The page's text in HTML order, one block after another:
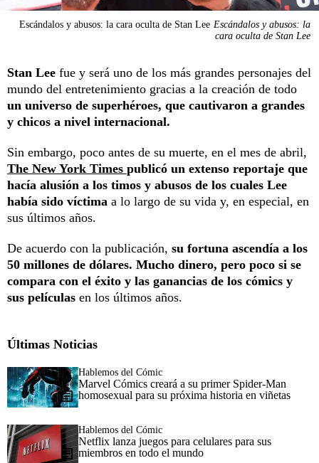
Escándalos y abusos: la cara oculta de Stan Lee Escándalos y abusos: la
cara oculta de Stan Lee
Stan Lee fue y será uno de los más grandes personajes del
mundo del entretenimiento gracias a la creación de todo
un universo de superhéroes, que cautivaron a grandes
y chicos a nivel internacional.
Sin embargo, poco antes de su muerte, en el mes de abril,
The New York Times publicó un extenso reportaje que
hacía alusión a los timos y abusos de los cuales Lee
había sido víctima a lo largo de su vida y, en especial, en
sus últimos años.
De acuerdo con la publicación, su fortuna ascendía a los
50 millones de dólares. Mucho dinero, pero poco si se
compara con el éxito y las ganancias de los cómics y
sus películas en los últimos años.
Últimas Noticias
Hablemos del Cómic
Marvel Cómics creará a su primer Spider-Man
homosexual para su próxima historia en viñetas
Hablemos del Cómic
Netflix lanza juegos para celulares para sus
miembros en todo el mundo